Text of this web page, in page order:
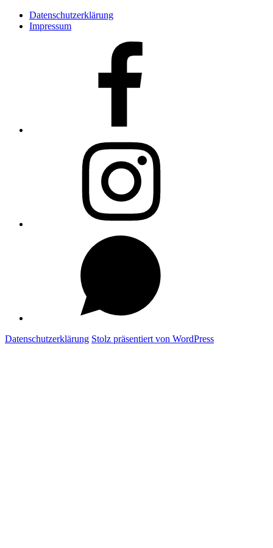
Datenschutzerklärung
Impressum
Datenschutzerklärung Stolz präsentiert von WordPress